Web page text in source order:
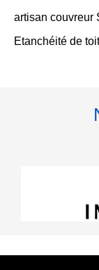
artisan couvreur
Etanchéité de